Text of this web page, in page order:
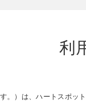
利
。）は、ハートスポッ